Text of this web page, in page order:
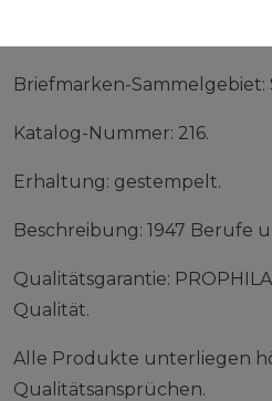
Briefmarken-Sammelgebiet:
Katalog-Nummer: 216.
Erhaltung: gestempelt.
Beschreibung: 1947 Berufe
Qualitätsgarantie:
Qualität.
Alle Produkte unterliegen
Qualitätsansprüchen.